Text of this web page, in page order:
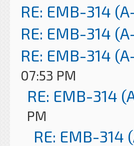
RE: EMB-314
RE: EMB-314
RE: EMB-314
07:53 PM
RE: EMB-314
PM
RE: EMB-314